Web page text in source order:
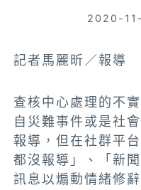
2020-
記者馬麗昕／報導
查核中心處理的不
自災難事件或是社
報導，但在社群平
都沒報導」、「新
訊息以煽動情緒修